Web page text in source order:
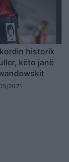
historik
këto janë
2021